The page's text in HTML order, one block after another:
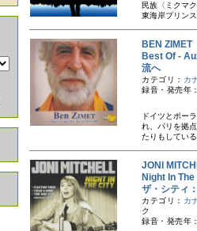
民族〈ミクマ
東海岸プリン
BEN
Best Of -
流へ
カテゴリ： カ
録音・発売
ドイツとポー
れ、パリを拠
たりもしてい
JONI
Night In
ザ・シティ
カテゴリ： カ
ク
録音・発売年